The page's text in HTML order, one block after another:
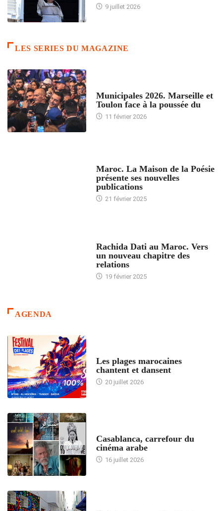
9 juillet 2026
LES SERIES DU MAGAZINE
Municipales 2026. Marseille et
Toulon face à la poussée du
11 février 2026
Maroc. La Maison de la Poésie
présente ses nouvelles
publications
21 février 2025
Rachida Dati au Maroc. Vers
un nouveau chapitre des
relations
19 février 2025
AGENDA
Les plages marocaines
chantent et dansent
20 juillet 2026
Casablanca, carrefour du
cinéma arabe
16 juillet 2026